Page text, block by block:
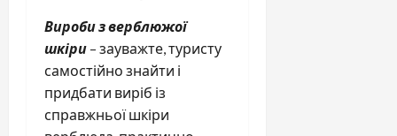
Вироби з верблюжої
шкіри – зауважте, туристу
самостійно знайти і
придбати виріб із
справжньої шкіри